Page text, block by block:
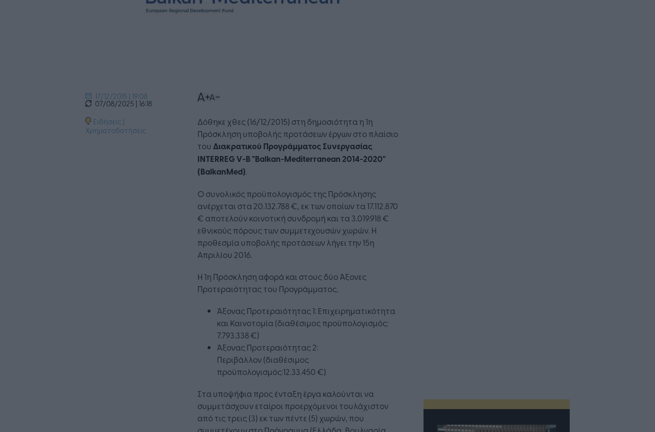
17/12/2015 | 19:08
07/08/2025 | 16:18
Ειδήσεις |
Χρηματοδοτήσεις
Δόθηκε χθες (16/12/2015) στη δημοσιότητα η 1η
Πρόσκληση υποβολής προτάσεων έργων στο πλαίσιο
του Διακρατικού Προγράμματος Συνεργασίας
INTERREG V-B "Balkan-Mediterranean 2014-2020"
(BalkanMed).
O συνολικός προϋπολογισμός της Πρόσκλησης
ανέρχεται στα 20.132.788 €, εκ των οποίων τα 17.112.870
€ αποτελούν κοινοτική συνδρομή και τα 3.019.918 €
εθνικούς πόρους των συμμετεχουσών χωρών. Η
προθεσμία υποβολής προτάσεων λήγει την 15η
Απριλίου 2016.
Η 1η Πρόσκληση αφορά και στους δύο Άξονες
Προτεραιότητας του Προγράμματος.
Άξονας Προτεραιότητας 1: Επιχειρηματικότητα
και Καινοτομία (διαθέσιμος προϋπολογισμός:
7.793.338 €)
Άξονας Προτεραιότητας 2:
Περιβάλλον (διαθέσιμος
προϋπολογισμός:12.33.450 €)
Στα υποψήφια προς ένταξη έργα καλούνται να
συμμετάσχουν εταίροι προερχόμενοι τουλάχιστον
από τις τρεις (3) εκ των πέντε (5) χωρών, που